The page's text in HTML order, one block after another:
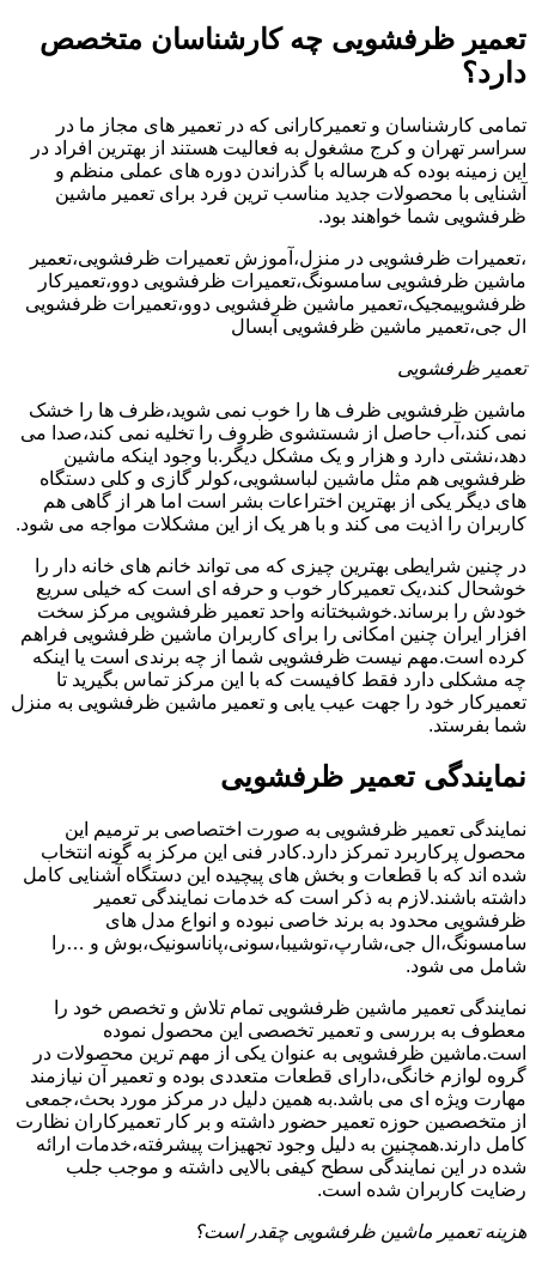
تعمیر ظرفشویی چه کارشناسان متخصص
دارد؟
تمامی کارشناسان و تعمیرکارانی که در تعمیر های مجاز ما در
سراسر تهران و کرج مشغول به فعالیت هستند از بهترین افراد در
این زمینه بوده که هرساله با گذراندن دوره های عملی منظم و
آشنایی با محصولات جدید مناسب ترین فرد برای تعمیر ماشین
ظرفشویی شما خواهند بود.
،تعمیرات ظرفشویی در منزل،آموزش تعمیرات ظرفشویی،تعمیر
ماشین ظرفشویی سامسونگ،تعمیرات ظرفشویی دوو،تعمیرکار
ظرفشوییمجیک،تعمیر ماشین ظرفشویی دوو،تعمیرات ظرفشویی
ال جی،تعمیر ماشین ظرفشویی آبسال
تعمیر ظرفشویی
ماشین ظرفشویی ظرف ها را خوب نمی شوید،ظرف ها را خشک
نمی کند،آب حاصل از شستشوی ظروف را تخلیه نمی کند،صدا می
دهد،نشتی دارد و هزار و یک مشکل دیگر.با وجود اینکه ماشین
ظرفشویی هم مثل ماشین لباسشویی،کولر گازی و کلی دستگاه
های دیگر یکی از بهترین اختراعات بشر است اما هر از گاهی هم
کاربران را اذیت می کند و با هر یک از این مشکلات مواجه می شود.
در چنین شرایطی بهترین چیزی که می تواند خانم های خانه دار را
خوشحال کند،یک تعمیرکار خوب و حرفه ای است که خیلی سریع
خودش را برساند.خوشبختانه واحد تعمیر ظرفشویی مرکز سخت
افزار ایران چنین امکانی را برای کاربران ماشین ظرفشویی فراهم
کرده است.مهم نیست ظرفشویی شما از چه برندی است یا اینکه
چه مشکلی دارد فقط کافیست که با این مرکز تماس بگیرید تا
تعمیرکار خود را جهت عیب یابی و تعمیر ماشین ظرفشویی به منزل
شما بفرستد.
نمایندگی تعمیر ظرفشویی
نمایندگی تعمیر ظرفشویی به صورت اختصاصی بر ترمیم این
محصول پرکاربرد تمرکز دارد.کادر فنی این مرکز به گونه انتخاب
شده اند که با قطعات و بخش های پیچیده این دستگاه آشنایی کامل
داشته باشند.لازم به ذکر است که خدمات نمایندگی تعمیر
ظرفشویی محدود به برند خاصی نبوده و انواع مدل های
سامسونگ،ال جی،شارپ،توشیبا،سونی،پاناسونیک،بوش و …را
شامل می شود.
نمایندگی تعمیر ماشین ظرفشویی تمام تلاش و تخصص خود را
معطوف به بررسی و تعمیر تخصصی این محصول نموده
است.ماشین ظرفشویی به عنوان یکی از مهم ترین محصولات در
گروه لوازم خانگی،دارای قطعات متعددی بوده و تعمیر آن نیازمند
مهارت ویژه ای می باشد.به همین دلیل در مرکز مورد بحث،جمعی
از متخصصین حوزه تعمیر حضور داشته و بر کار تعمیرکاران نظارت
کامل دارند.همچنین به دلیل وجود تجهیزات پیشرفته،خدمات ارائه
شده در این نمایندگی سطح کیفی بالایی داشته و موجب جلب
رضایت کاربران شده است.
هزینه تعمیر ماشین ظرفشویی چقدر است؟